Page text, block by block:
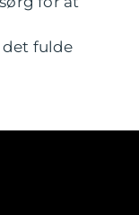
det fulde